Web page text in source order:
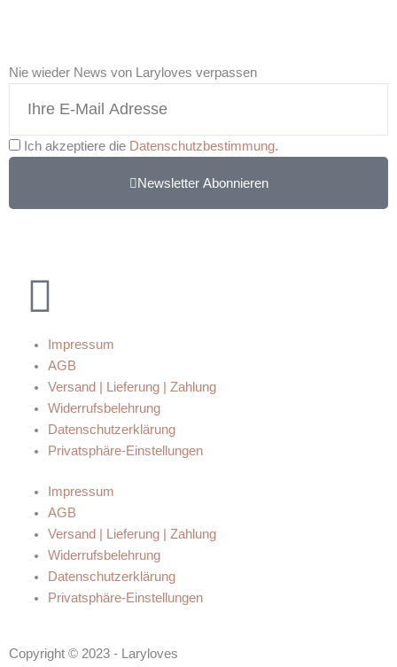
Nie wieder News von Laryloves verpassen
Ich akzeptiere die Datenschutzbestimmung.
Newsletter Abonnieren
Impressum
AGB
Versand | Lieferung | Zahlung
Widerrufsbelehrung
Datenschutzerklärung
Privatsphäre-Einstellungen
Impressum
AGB
Versand | Lieferung | Zahlung
Widerrufsbelehrung
Datenschutzerklärung
Privatsphäre-Einstellungen
Copyright © 2023 - Laryloves